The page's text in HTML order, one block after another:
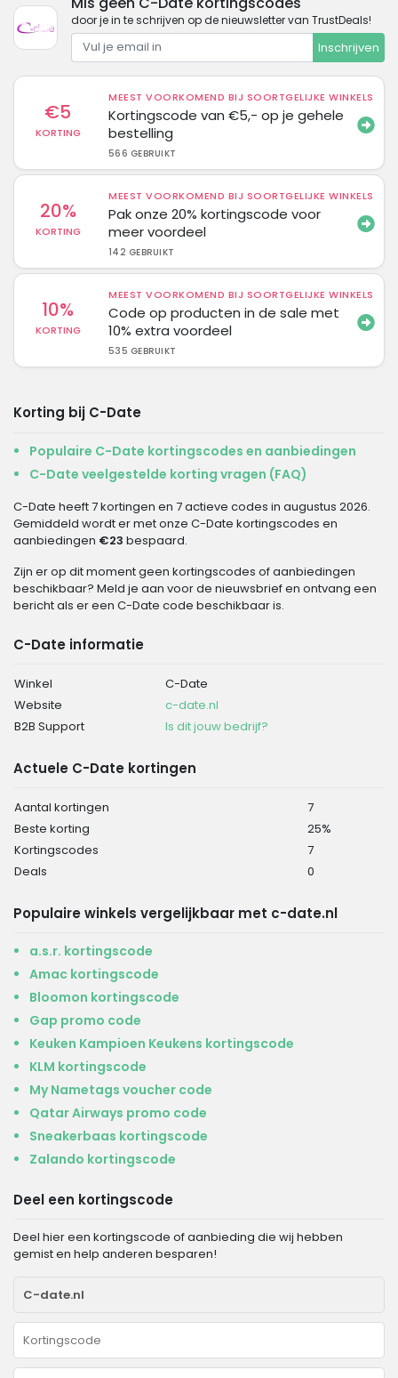
door je in te schrijven op de nieuwsletter van TrustDeals!
Inschrijven
€5
KORTING
MEEST VOORKOMEND BIJ SOORTGELIJKE WINKELS
Kortingscode van €5,- op je gehele
bestelling
566 GEBRUIKT
20%
KORTING
MEEST VOORKOMEND BIJ SOORTGELIJKE WINKELS
Pak onze 20% kortingscode voor
meer voordeel
142 GEBRUIKT
10%
KORTING
MEEST VOORKOMEND BIJ SOORTGELIJKE WINKELS
Code op producten in de sale met
10% extra voordeel
535 GEBRUIKT
Korting bij C-Date
Populaire C-Date kortingscodes en aanbiedingen
C-Date veelgestelde korting vragen (FAQ)
C-Date heeft 7 kortingen en 7 actieve codes in augustus 2026.
Gemiddeld wordt er met onze C-Date kortingscodes en
aanbiedingen €23 bespaard.
Zijn er op dit moment geen kortingscodes of aanbiedingen
beschikbaar? Meld je aan voor de nieuwsbrief en ontvang een
bericht als er een C-Date code beschikbaar is.
C-Date informatie
Winkel
C-Date
Website
c-date.nl
B2B Support
Is dit jouw bedrijf?
Actuele C-Date kortingen
Aantal kortingen
7
Beste korting
25%
Kortingscodes
7
Deals
0
Populaire winkels vergelijkbaar met c-date.nl
a.s.r. kortingscode
Amac kortingscode
Bloomon kortingscode
Gap promo code
Keuken Kampioen Keukens kortingscode
KLM kortingscode
My Nametags voucher code
Qatar Airways promo code
Sneakerbaas kortingscode
Zalando kortingscode
Deel een kortingscode
Deel hier een kortingscode of aanbieding die wij hebben
gemist en help anderen besparen!